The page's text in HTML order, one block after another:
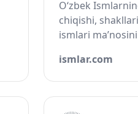
O‘zbek
chiqishi,
ismlari
ismlar.com